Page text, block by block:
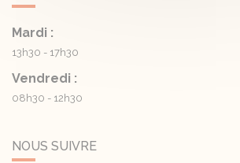
Mardi :
13h30 - 17h30
Vendredi :
08h30 - 12h30
NOUS SUIVRE